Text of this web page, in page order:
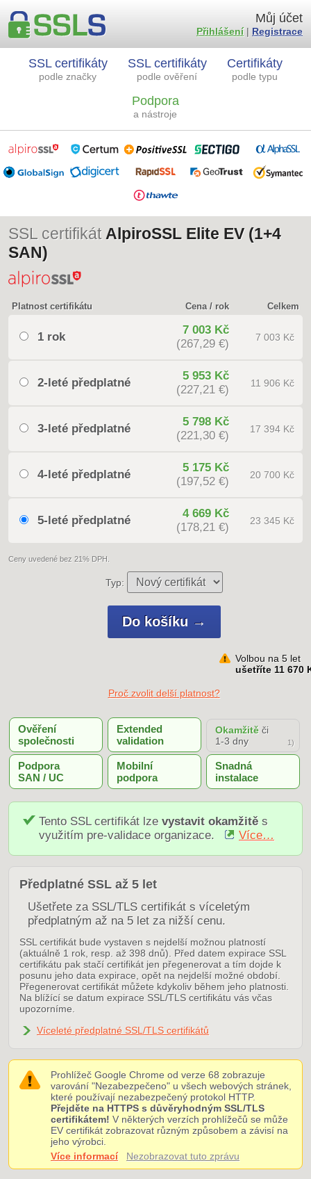
SSL certifikáty
podle značky
SSL certifikáty
podle ověření
Certifikáty
podle typu
Podpora
a nástroje
Můj účet
Přihlášení| Registrace
SSL certifikát AlpiroSSL Elite EV (1+4
SAN)
Platnost certifikátu Cena / rok Celkem
1 rok
7 003 Kč
(267,29 €)
7 003 Kč
2-leté předplatné
5 953 Kč
(227,21 €)
11 906 Kč
3-leté předplatné
5 798 Kč
(221,30 €)
17 394 Kč
4-leté předplatné
5 175 Kč
(197,52 €)
20 700 Kč
5-leté předplatné
4 669 Kč
(178,21 €)
23 345 Kč
Ceny uvedené bez 21% DPH.
Typ:
Volbou na 5 let
ušetříte 11 670
Proč zvolit delší platnost?
Ověření
společnosti
Extended
validation
Okamžitě či
1-3 dny
1)
Podpora
SAN / UC
Mobilní
podpora
Snadná
instalace
Tento SSL certifikát lze vystavit okamžitěs
využitím pre-validace organizace.
Více…
Předplatné SSL až 5 let
Ušetřete za SSL/TLS certifikát s víceletým
předplatným až na 5 let za nižší cenu.
SSL certifikát bude vystaven s nejdelší možnou platností
(aktuálně 1 rok, resp. až 398 dnů). Před datem expirace SSL
certifikátu pak stačí certifikát jen přegenerovat a tím dojde k
posunu jeho data expirace, opět na nejdelší možné období.
Přegenerovat certifikát můžete kdykoliv během jeho platnosti.
Na blížící se datum expirace SSL/TLS certifikátu vás včas
upozorníme.
Víceleté předplatné SSL/TLS certifikátů
Prohlížeč Google Chrome od verze 68 zobrazuje
varování "Nezabezpečeno" u všech webových stránek,
které používají nezabezpečený protokol HTTP.
Přejděte na HTTPS s důvěryhodným SSL/TLS
certifikátem! V některých verzích prohlížečů se může
EV certifikát zobrazovat různým způsobem a závisí na
jeho výrobci.
Více informací
Nezobrazovat tuto zprávu